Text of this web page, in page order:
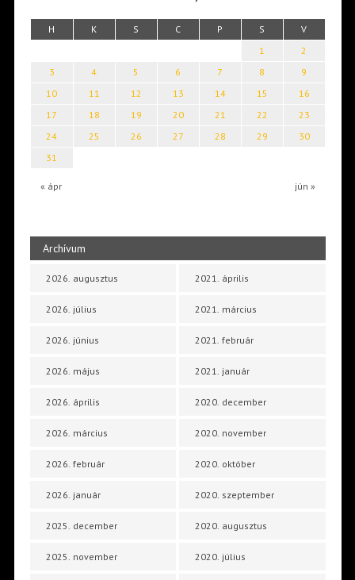
H K S C P S V
« ápr jún »
1
2
3
4 5 6 7 8
9
10
11 12 13 14 15
16
17
18 19 20 21 22
23
24
25 26 27 28 29
30
31
Archívum
2026. augusztus
2026. július
2026. június
2026. május
2026. április
2026. március
2026. február
2026. január
2025. december
2025. november
2021. április
2021. március
2021. február
2021. január
2020. december
2020. november
2020. október
2020. szeptember
2020. augusztus
2020. július